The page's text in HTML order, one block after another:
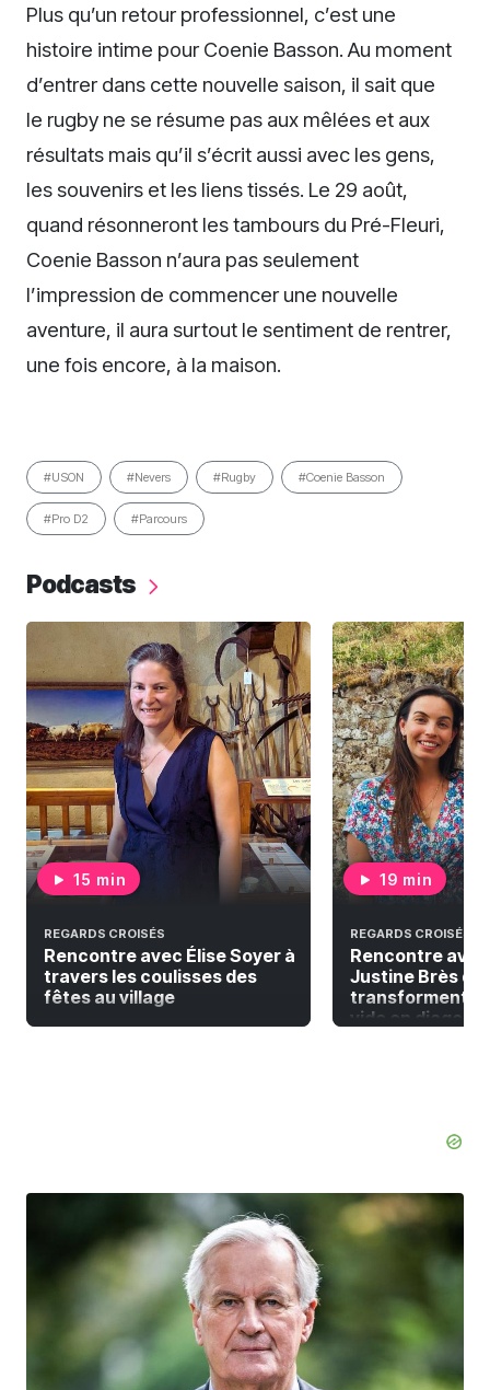
Plus qu’un retour professionnel, c’est une
histoire intime pour Coenie Basson. Au moment
d’entrer dans cette nouvelle saison, il sait que
le rugby ne se résume pas aux mêlées et aux
résultats mais qu’il s’écrit aussi avec les gens,
les souvenirs et les liens tissés. Le 29 août,
quand résonneront les tambours du Pré-Fleuri,
Coenie Basson n’aura pas seulement
l’impression de commencer une nouvelle
aventure, il aura surtout le sentiment de rentrer,
une fois encore, à la maison.
#USON #Nevers #Rugby #Coenie Basson
#Pro D2 #Parcours
Podcasts
15 min
REGARDS CROISÉS
Rencontre avec Élise Soyer à
travers les coulisses des
fêtes au village
19 min
REGARDS CROISÉS
Rencontre
Justine Brès qui
transforment la
vide en